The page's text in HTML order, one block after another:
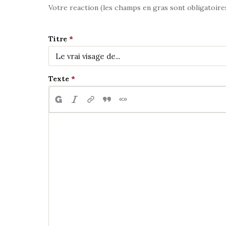
Votre reaction (les champs en gras sont
Titre
Texte